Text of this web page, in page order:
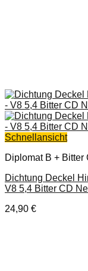
Schnellansicht
Diplomat B + Bitter
Dichtung Deckel
V8 5,4 Bitter CD
24,90 €